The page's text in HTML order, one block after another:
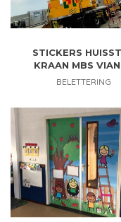
STICKERS
KRAAN MBS
BELETTERING